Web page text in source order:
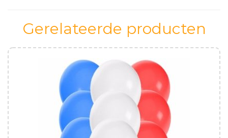
Gerelateerde producten